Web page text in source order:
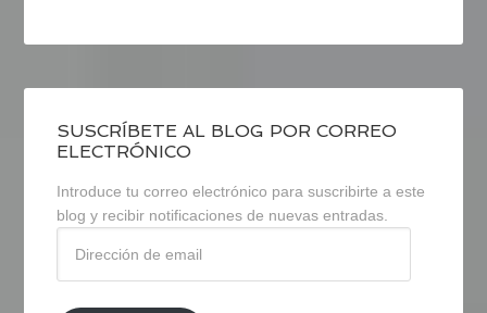
SUSCRÍBETE AL BLOG POR CORREO
ELECTRÓNICO
Introduce tu correo electrónico para suscribirte a este
blog y recibir notificaciones de nuevas entradas.
email